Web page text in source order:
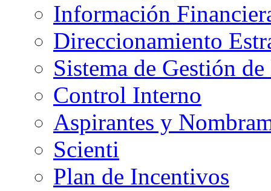
Información
Direccionamiento
Sistema de Gestión
Control Interno
Aspirantes y
Scienti
Plan de Incentivos